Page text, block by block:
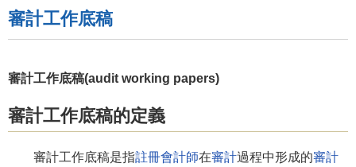
審計工作底稿
審計工作底稿(audit working papers)
審計工作底稿的定義
審計工作底稿是指註冊會計師在審計過程中形成的審計